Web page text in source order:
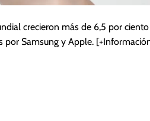
crecieron más de 6,5 por
por Samsung y Apple.